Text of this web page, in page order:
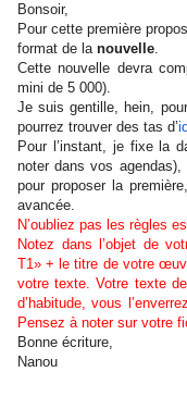
Bonsoir,
Pour cette première
format de la nouvelle.
Cette nouvelle devra
mini de 5 000).
Je suis gentille, hein,
pourrez trouver des tas d’
Pour l’instant, je fixe la
noter dans vos
pour proposer la
avancée.
N’oubliez pas les règles
Notez dans l’objet de
T1» + le titre de votre
votre texte. Votre texte
d’habitude, vous
Pensez à noter sur votre
Bonne écriture,
Nanou